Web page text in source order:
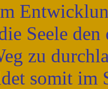
Seele
zu
somit im